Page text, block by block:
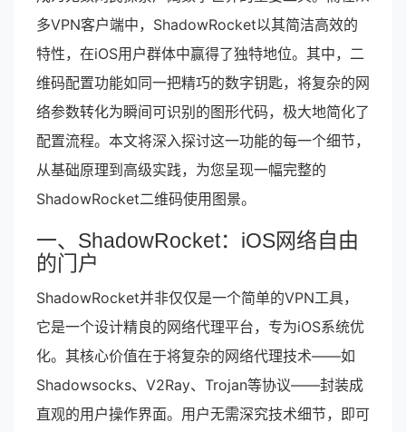
多VPN客户端中，ShadowRocket以其简洁高效的
特性，在iOS用户群体中赢得了独特地位。其中，二
维码配置功能如同一把精巧的数字钥匙，将复杂的网
络参数转化为瞬间可识别的图形代码，极大地简化了
配置流程。本文将深入探讨这一功能的每一个细节，
从基础原理到高级实践，为您呈现一幅完整的
ShadowRocket二维码使用图景。
一、ShadowRocket：iOS网络自由
的门户
ShadowRocket并非仅仅是一个简单的VPN工具，
它是一个设计精良的网络代理平台，专为iOS系统优
化。其核心价值在于将复杂的网络代理技术——如
Shadowsocks、V2Ray、Trojan等协议——封装成
直观的用户操作界面。用户无需深究技术细节，即可